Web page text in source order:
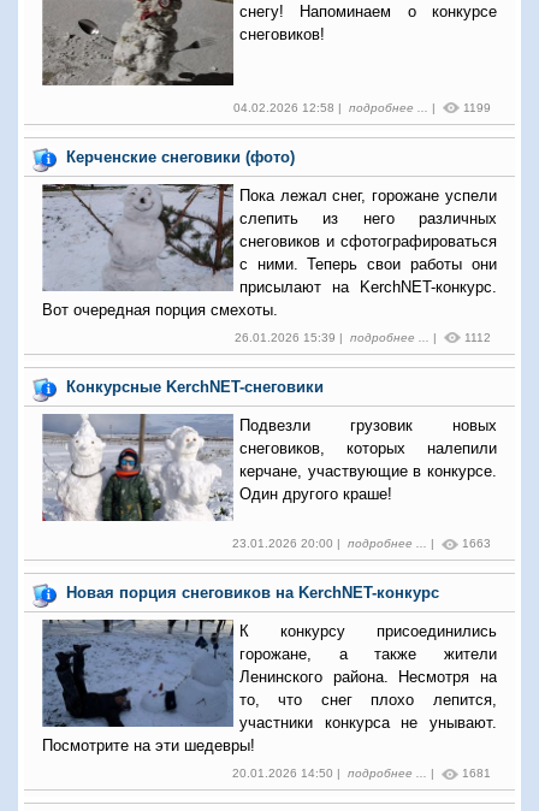
снегу! Напоминаем о конкурсе
снеговиков!
04.02.2026 12:58 | подробнее ... | 1199
Керченские снеговики (фото)
Пока лежал снег, горожане успели
слепить из него различных
снеговиков и сфотографироваться
с ними. Теперь свои работы они
присылают на KerchNET-конкурс.
Вот очередная порция смехоты.
26.01.2026 15:39 | подробнее ... | 1112
Конкурсные KerchNET-снеговики
Подвезли грузовик новых
снеговиков, которых налепили
керчане, участвующие в конкурсе.
Один другого краше!
23.01.2026 20:00 | подробнее ... | 1663
Новая порция снеговиков на KerchNET-конкурс
К конкурсу присоединились
горожане, а также жители
Ленинского района. Несмотря на
то, что снег плохо лепится,
участники конкурса не унывают.
Посмотрите на эти шедевры!
20.01.2026 14:50 | подробнее ... | 1681